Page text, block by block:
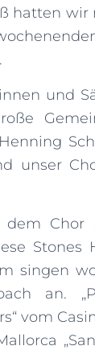
hatten wir
und
unser
Chor
Stones
singen
an.
vom